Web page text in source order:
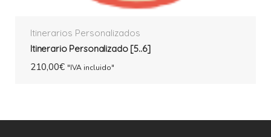
Itinerarios Personalizados
Itinerario Personalizado [5..6]
210,00€ "IVA incluido"